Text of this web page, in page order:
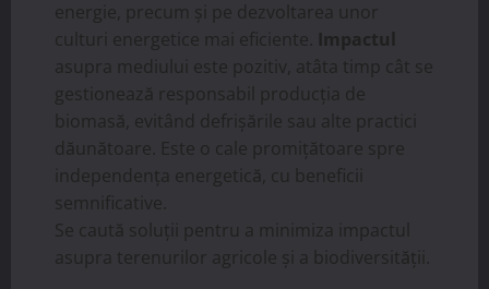
energie, precum și pe dezvoltarea unor
culturi energetice mai eficiente. Impactul
asupra mediului este pozitiv, atâta timp cât se
gestionează responsabil producția de
biomasă, evitând defrișările sau alte practici
dăunătoare. Este o cale promițătoare spre
independența energetică, cu beneficii
semnificative.
Se caută soluții pentru a minimiza impactul
asupra terenurilor agricole și a biodiversității.